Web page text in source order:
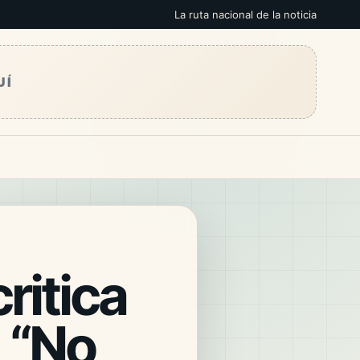
La ruta nacional de la noticia